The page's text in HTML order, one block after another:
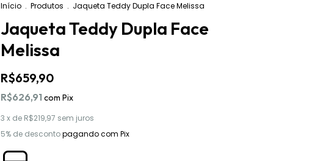
Início . Produtos . Jaqueta Teddy Dupla Face Melissa
Jaqueta Teddy Dupla Face
Melissa
R$659,90
R$626,91com Pix
3 x de R$219,97 sem juros
5% de descontopagando com Pix